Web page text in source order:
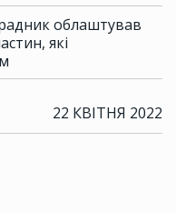
облаштував
які
22 КВІТНЯ 2022